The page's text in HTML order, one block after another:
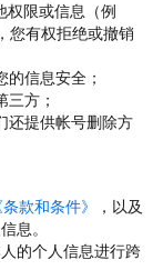
权限或信息（例
您有权拒绝或撤销
信息安全；
方；
还提供帐号删除方
条款和条件》
，以及
息。
的个人信息进行跨